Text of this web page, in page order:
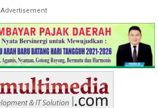
Advertisement